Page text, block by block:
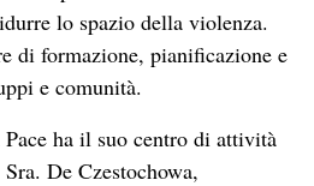
lo spazio della violenza.
di formazione, pianificazione e
e comunità.
ha il suo centro di attività
De Czestochowa,